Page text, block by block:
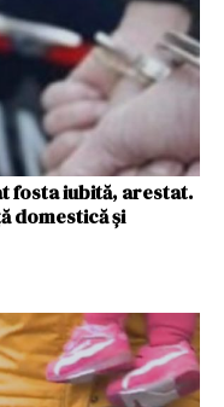
fosta iubită, arestat.
domestică și